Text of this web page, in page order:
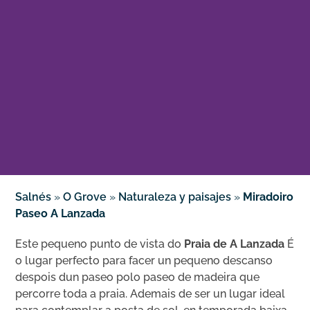
Salnés »O Grove » Naturaleza y paisajes » Miradoiro
Paseo A Lanzada
Este pequeno punto de vista do Praia de A Lanzada É
o lugar perfecto para facer un pequeno descanso
despois dun paseo polo paseo de madeira que
percorre toda a praia. Ademais de ser un lugar ideal